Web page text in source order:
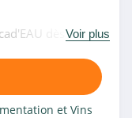
dès queVoir plus
et Vins